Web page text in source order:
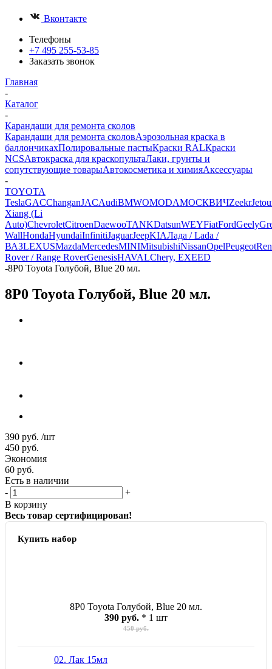
Вконтакте
Телефоны
+7 495 255-53-85
Заказать звонок
Главная
-
Каталог
-
Карандаши для ремонта сколов
Карандаши для ремонта сколовАэрозольная краска в
баллончикахПолировальные пастыКраски RALКраски
NCSАвтокраска для краскопультаЛаки, грунты и
сопутствующие товарыАвтокосметика и химияАксессуары
-
TOYOTA
TeslaGACChanganJACAudiBMWOMODAМОСКВИЧZeekr
Xiang (Li
Auto)ChevroletCitroenDaewooTANKDatsunWEYFiatFordGeely
WallHondaHyundaiInfinitiJaguarJeepKIAЛада / Lada /
ВАЗLEXUSMazdaMercedesMINIMitsubishiNissanOpelPeugeot
Rover / Range RoverGenesisHAVALChery, EXEED
-8P0 Toyota Голубой, Blue 20 мл.
8P0 Toyota Голубой, Blue 20 мл.
390 руб. /шт
450 руб.
Экономия
60 руб.
Есть в наличии
-
+
В корзину
Весь товар сертифицирован!
Купить набор
8P0 Toyota Голубой, Blue 20 мл.
390 руб. * 1 шт
450 руб.
02. Лак 15мл